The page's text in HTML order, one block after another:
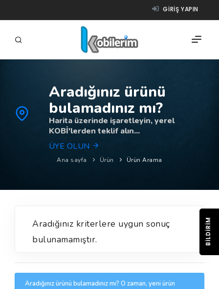
GIRIŞ YAPIN
FIRMALAR
ÜRÜNLER
NASIL ÇALIŞIR?
YARDIM
Aradığınız ürünü
bulamadınız mı?
Harita üzerinde işaretleyin, yerel
KOBİ'lerden teklif alın...
ÜYE OLUN
Ana sayfa Ürün Ürün Arama
Aradığınız kriterlere uygun sonuç
bulunamamıştır.
Aradığınız ürünü bulamadınız mı? O zaman, yeni ürün
BILDIRIM